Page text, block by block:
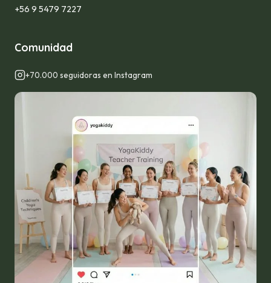
+56 9 5479 7227
Comunidad
+70.000 seguidoras en Instagram